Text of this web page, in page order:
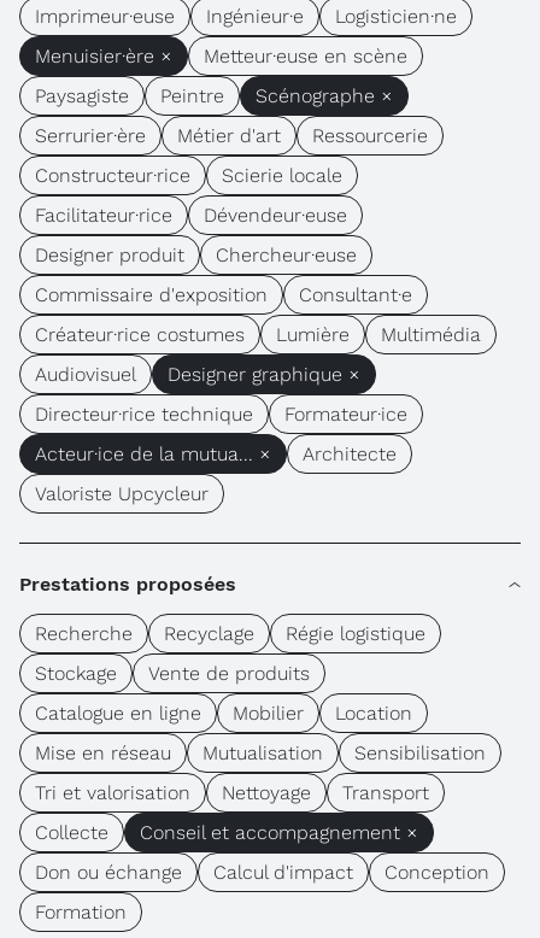
Imprimeur·euse Ingénieur·e
Logisticien·ne
Menuisier·ère ×
Metteur·euse en scène
Paysagiste
Peintre
Scénographe ×
Serrurier·ère
Métier d'art
Ressourcerie
Constructeur·rice
Scierie locale
Facilitateur·rice
Dévendeur·euse
Designer produit
Chercheur·euse
Commissaire d'exposition
Consultant·e
Créateur·rice costumes
Lumière
Multimédia
Audiovisuel
Designer graphique ×
Directeur·rice technique
Formateur·ice
Acteur·ice de la mutua... ×
Architecte
Valoriste Upcycleur
Prestations proposées
Recherche Recyclage
Régie logistique
Stockage
Vente de produits
Catalogue en ligne
Mobilier
Location
Mise en réseau
Mutualisation
Sensibilisation
Tri et valorisation
Nettoyage
Transport
Collecte
Conseil et accompagnement ×
Don ou échange
Calcul d'impact
Conception
Formation